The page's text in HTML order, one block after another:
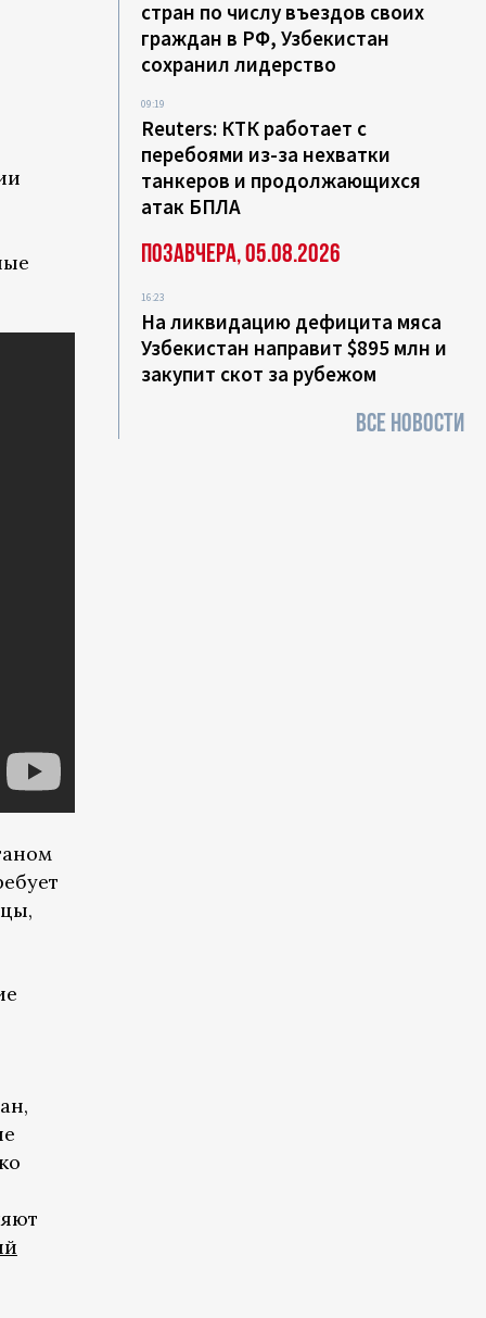
стран по числу въездов своих
граждан в РФ, Узбекистан
сохранил лидерство
09:19
Reuters: КТК работает с
перебоями из-за нехватки
танкеров и продолжающихся
атак БПЛА
Позавчера, 05.08.2026
16:23
На ликвидацию дефицита мяса
Узбекистан направит $895 млн и
закупит скот за рубежом
ВСЕ НОВОСТИ